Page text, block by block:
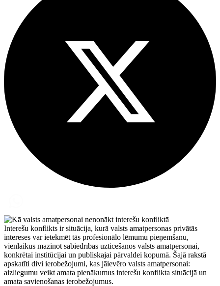
Interešu konflikts ir situācija, kurā valsts amatpersonas privātās
intereses var ietekmēt tās profesionālo lēmumu pieņemšanu,
vienlaikus mazinot sabiedrības uzticēšanos valsts amatpersonai,
konkrētai institūcijai un publiskajai pārvaldei kopumā. Šajā rakstā
apskatīti divi ierobežojumi, kas jāievēro valsts amatpersonai:
aizliegumu veikt amata pienākumus interešu konflikta situācijā un
amata savienošanas ierobežojumus.